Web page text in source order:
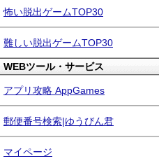
怖い脱出ゲームTOP30
難しい脱出ゲームTOP30
WEBツール・サービス
アプリ攻略 AppGames
郵便番号検索|ゆうびん君
マイページ